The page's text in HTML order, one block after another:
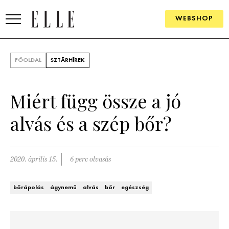
WEBSHOP
GOURMET AWARDS
SZÉPSÉG
KULTÚRA
FŐOLDAL SZTÁRHÍREK
Miért függ össze a jó
alvás és a szép bőr?
2020. április 15. 6 perc olvasás
bőrápolás ágynemű alvás bőr egészség